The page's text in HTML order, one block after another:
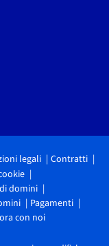
legali
Contratti
domini
Pagamenti
con noi